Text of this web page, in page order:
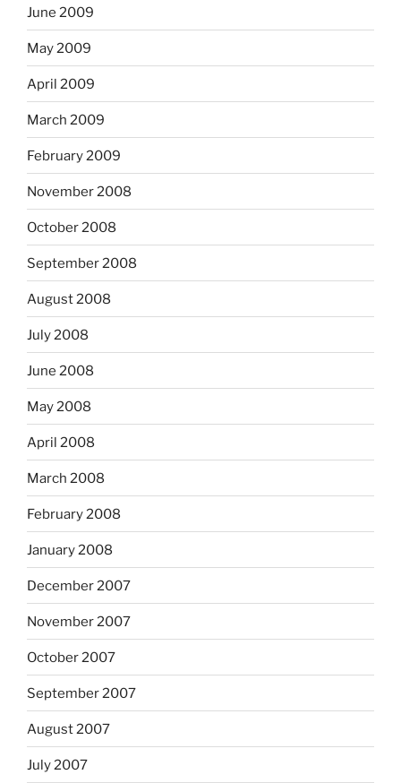
June 2009
May 2009
April 2009
March 2009
February 2009
November 2008
October 2008
September 2008
August 2008
July 2008
June 2008
May 2008
April 2008
March 2008
February 2008
January 2008
December 2007
November 2007
October 2007
September 2007
August 2007
July 2007